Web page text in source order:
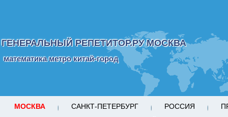
ГЕНЕРАЛЬНЫЙ РЕПЕТИТОР.РУ МОСКВА
математика метро китай-город
МОСКВА САНКТ-ПЕТЕРБУРГ РОССИЯ